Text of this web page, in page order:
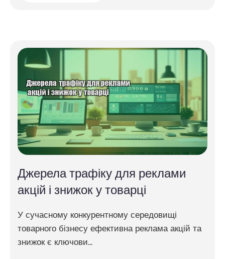
Джерела трафіку для реклами
акцій і знижок у товарці
У сучасному конкурентному середовищі
товарного бізнесу ефективна реклама акцій та
знижок є ключови...